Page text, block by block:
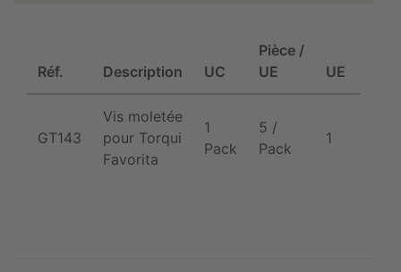
Réf. Description UC
Pièce /
UE
UE
GT143
Vis moletée
pour Torqui
Favorita
1
Pack
5 /
Pack
1